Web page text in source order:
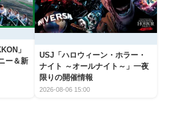
」
ー＆新
USJ「ハロウィーン・ホラー・
ナイト ～オールナイト～」一夜
限りの開催情報
2026-08-06 15:00